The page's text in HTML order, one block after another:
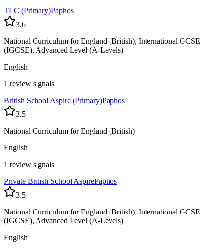
TLC (Primary)Paphos
3.6
National Curriculum for England (British), International GCSE
(IGCSE), Advanced Level (A-Levels)
English
1 review signals
British School Aspire (Primary)Paphos
3.5
National Curriculum for England (British)
English
1 review signals
Private British School AspirePaphos
3.5
National Curriculum for England (British), International GCSE
(IGCSE), Advanced Level (A-Levels)
English